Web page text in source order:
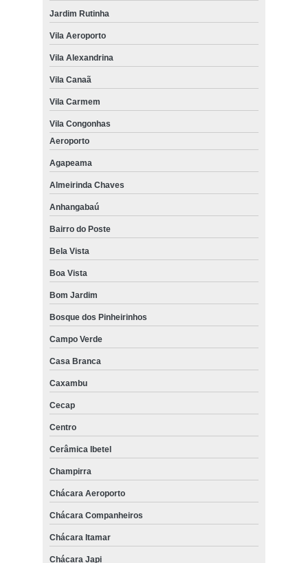
Jardim Rutinha
Vila Aeroporto
Vila Alexandrina
Vila Canaã
Vila Carmem
Vila Congonhas
Aeroporto
Agapeama
Almeirinda Chaves
Anhangabaú
Bairro do Poste
Bela Vista
Boa Vista
Bom Jardim
Bosque dos Pinheirinhos
Campo Verde
Casa Branca
Caxambu
Cecap
Centro
Cerâmica Ibetel
Champirra
Chácara Aeroporto
Chácara Companheiros
Chácara Itamar
Chácara Japi